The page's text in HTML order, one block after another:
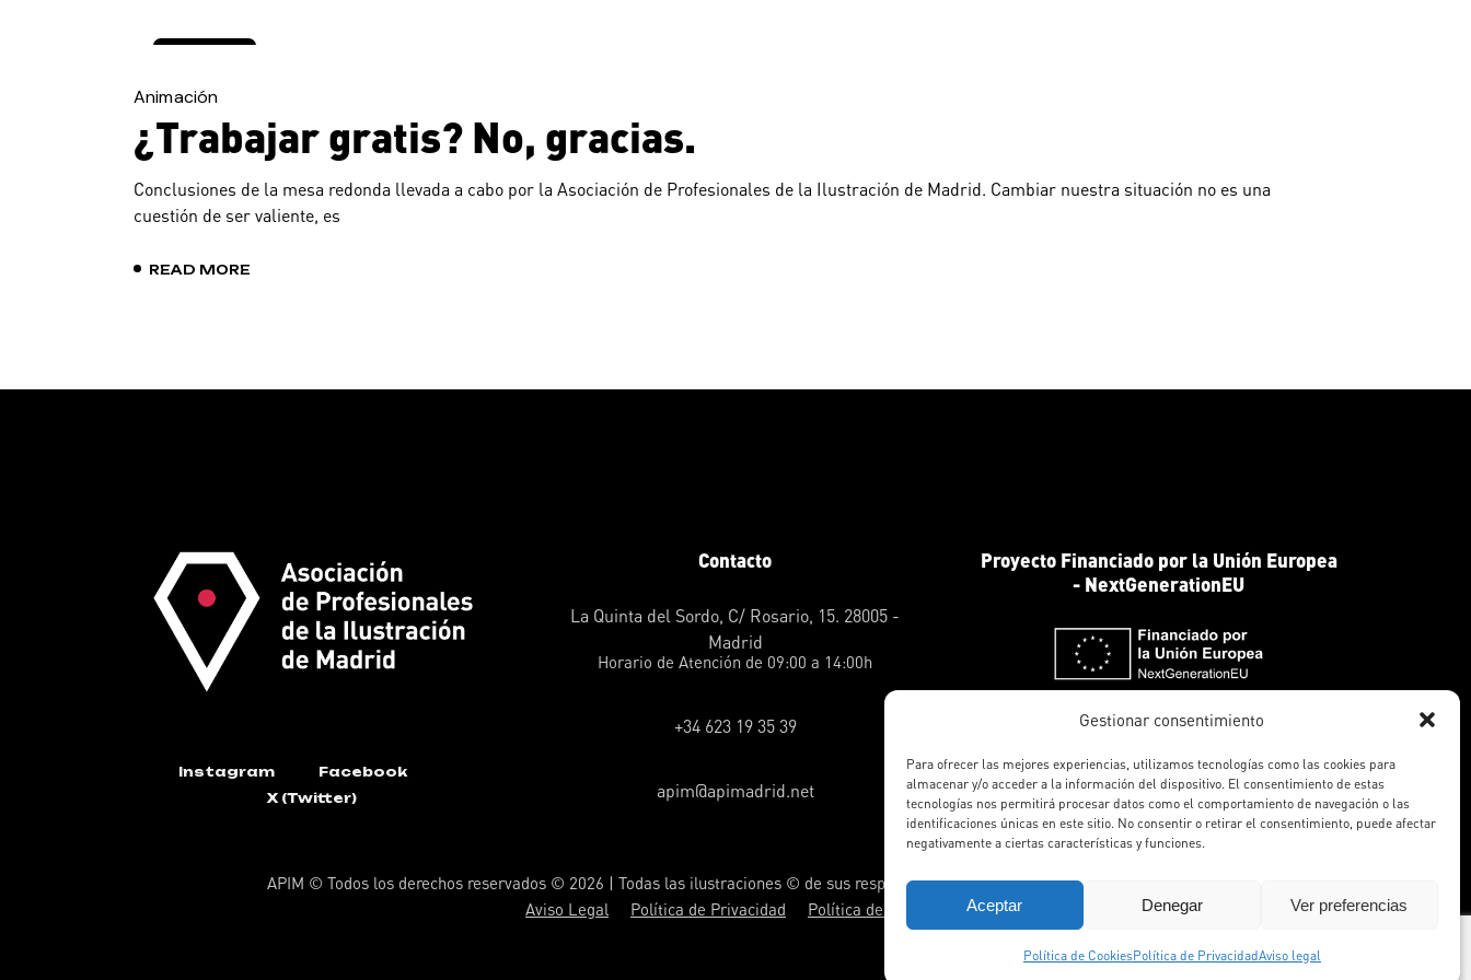
Gestionar consentimiento
Para ofrecer las mejores experiencias, utilizamos tecnologías como las cookies para
almacenar y/o acceder a la información del dispositivo. El consentimiento de estas
tecnologías nos permitirá procesar datos como el comportamiento de navegación o las
identificaciones únicas en este sitio. No consentir o retirar el consentimiento, puede afectar
negativamente a ciertas características y funciones.
Aceptar Denegar Ver preferencias
Política de CookiesPolítica de PrivacidadAviso legal
de
2020
Animación
¿Trabajar gratis? No, gracias.
Conclusiones de la mesa redonda llevada a cabo por la Asociación de Profesionales de la Ilustración de Madrid. Cambiar nuestra situación no es una
cuestión de ser valiente, es
READ MORE
Instagram
Facebook
X (Twitter)
Contacto
La Quinta del Sordo, C/ Rosario, 15. 28005 -
Madrid
Horario de Atención de 09:00 a 14:00h
+34 623 19 35 39
apim@apimadrid.net
Proyecto Financiado por la Unión Europea
- NextGenerationEU
APIM © Todos los derechos reservados © 2026 | Todas las ilustraciones © de sus respectivos autores. DiseñoAgencia Mamá Pato
Aviso Legal
Política de Privacidad Política de Cookies